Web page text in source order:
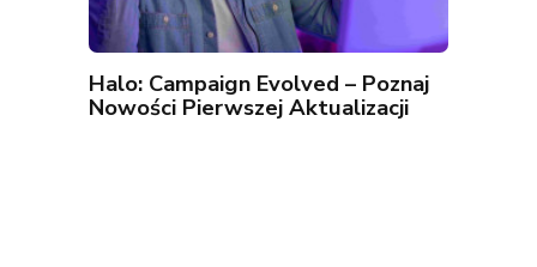
Halo: Campaign Evolved – Poznaj
Nowości Pierwszej Aktualizacji